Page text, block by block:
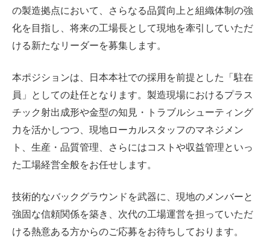
の製造拠点において、さらなる品質向上と組織体制の強
化を目指し、将来の工場長として現地を牽引していただ
ける新たなリーダーを募集します。
本ポジションは、日本本社での採用を前提とした「駐在
員」としての赴任となります。製造現場におけるプラス
チック射出成形や金型の知見・トラブルシューティング
力を活かしつつ、現地ローカルスタッフのマネジメン
ト、生産・品質管理、さらにはコストや収益管理といっ
た工場経営全般をお任せします。
技術的なバックグラウンドを武器に、現地のメンバーと
強固な信頼関係を築き、次代の工場運営を担っていただ
ける熱意ある方からのご応募をお待ちしております。